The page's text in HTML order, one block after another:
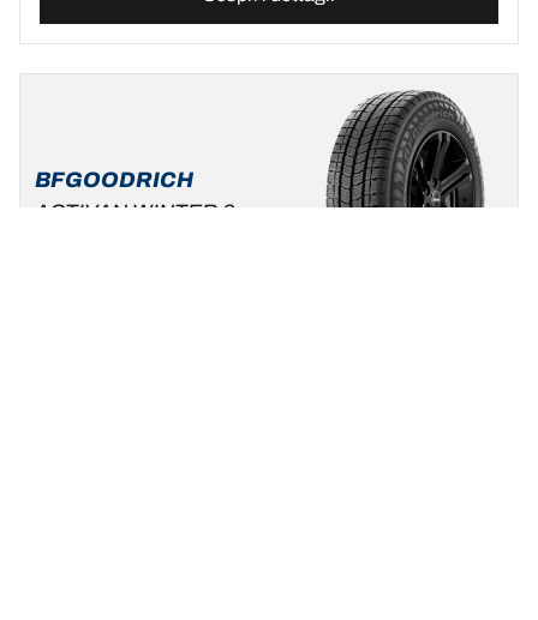
BFGOODRICH
ACTIVAN WINTER 2